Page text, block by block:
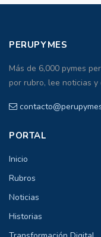
PERUPYMES
Más de 6,000 pymes
por rubro, lee noticias
PORTAL
Inicio
Rubros
Noticias
Historias